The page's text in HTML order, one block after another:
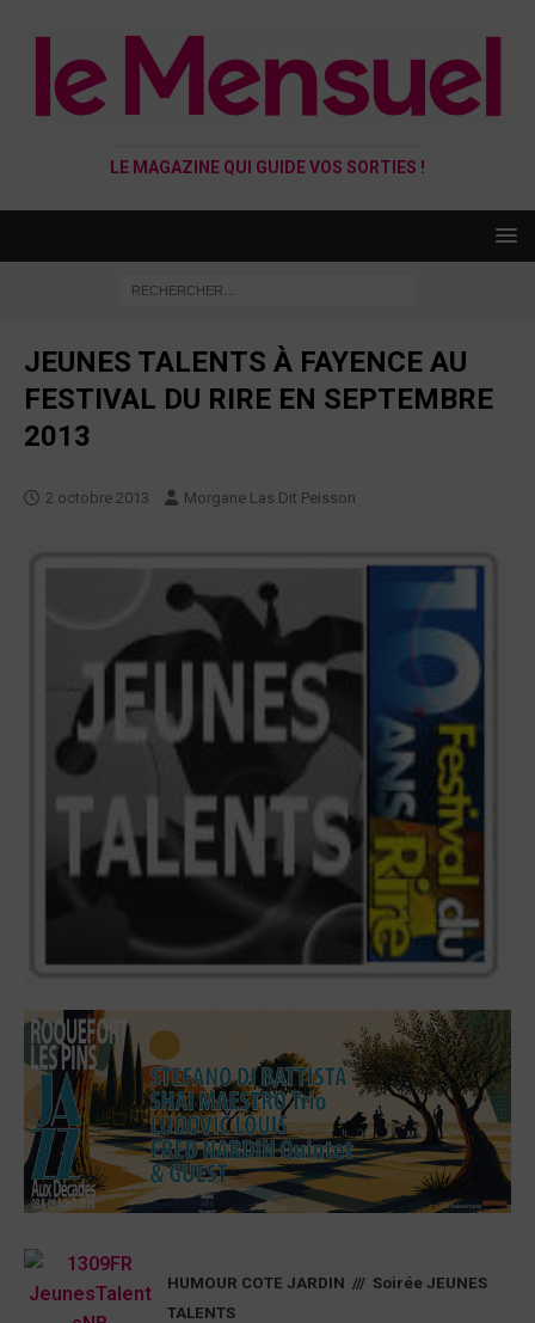
LE MAGAZINE QUI GUIDE VOS SORTIES !
JEUNES TALENTS À FAYENCE AU
FESTIVAL DU RIRE EN SEPTEMBRE
2013
2 octobre 2013 Morgane Las Dit Peisson
HUMOUR COTE JARDIN /// Soirée JEUNES
TALENTS